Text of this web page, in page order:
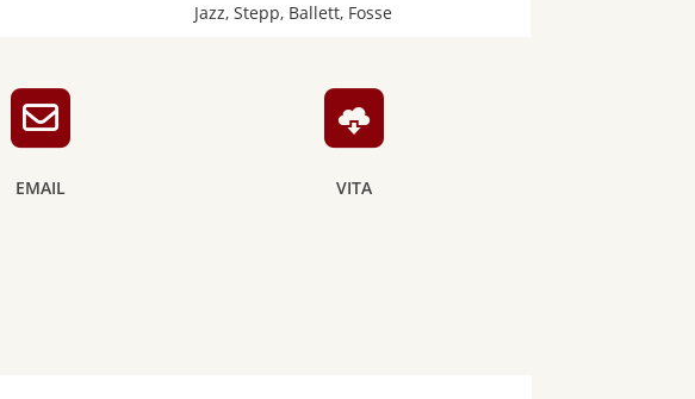
Jazz, Stepp, Ballett, Fosse
EMAIL VITA